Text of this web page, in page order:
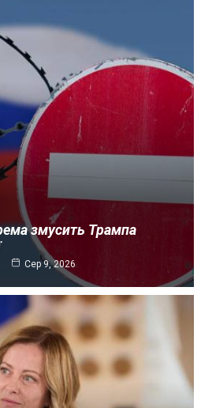
змусить Трампа
Сер 9, 2026